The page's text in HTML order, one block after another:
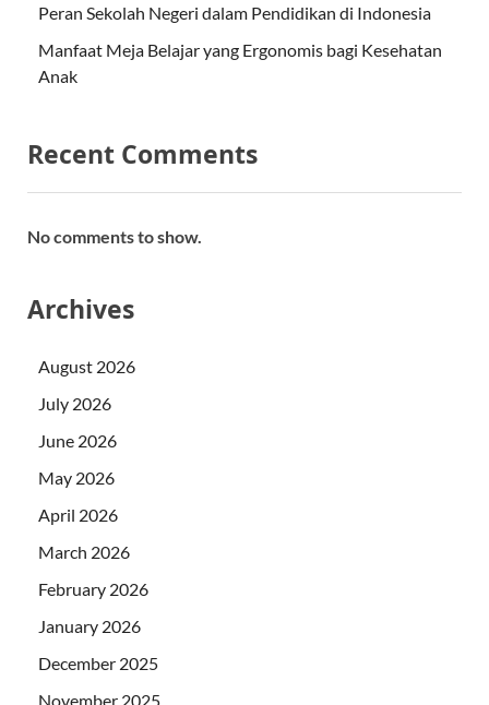
Peran Sekolah Negeri dalam Pendidikan di Indonesia
Manfaat Meja Belajar yang Ergonomis bagi Kesehatan
Anak
Recent Comments
No comments to show.
Archives
August 2026
July 2026
June 2026
May 2026
April 2026
March 2026
February 2026
January 2026
December 2025
November 2025